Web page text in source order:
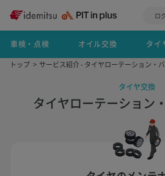
ロ
車検・点検 オイル交換 タイ
トップ サービス紹介 - タイヤローテーション・
タイヤ交換
タイヤローテーション